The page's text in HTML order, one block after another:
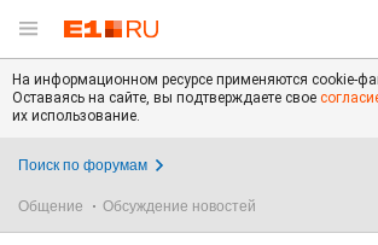
На информационном ресурсе применяются cookie-
Оставаясь на сайте, вы подтверждаете свое
их использование.
Поиск по форумам
Общение Обсуждение новостей